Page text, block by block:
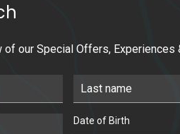
of our Special Offers, Experiences
Last Name
DOB
Date of Birth